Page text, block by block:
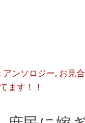
アンソロジー, お見
ます！！